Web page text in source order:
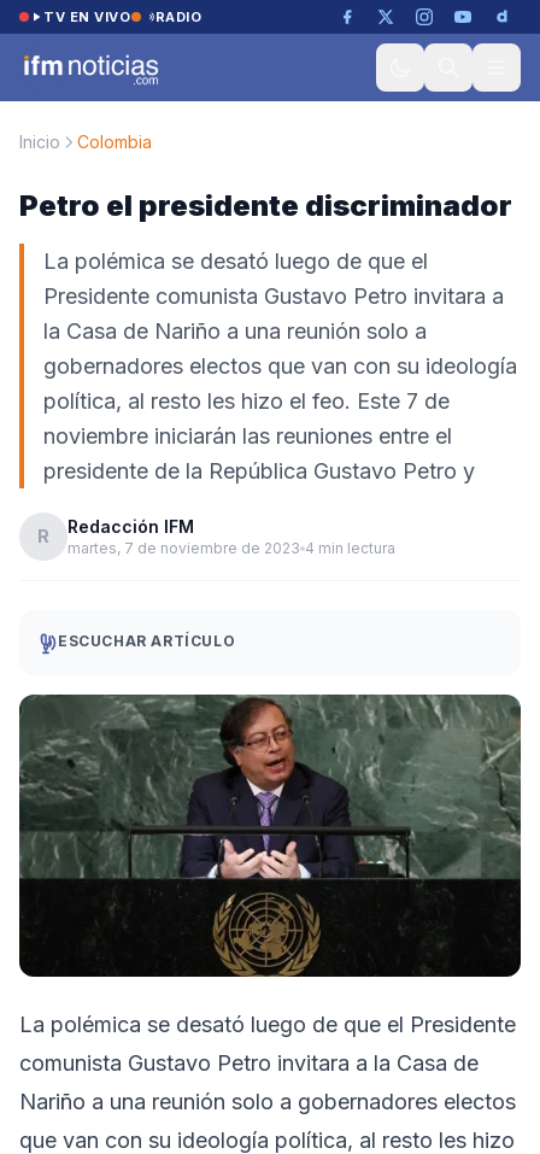
Saltar al contenido
TV EN VIVO RADIO
Inicio Colombia
Petro el presidente discriminador
La polémica se desató luego de que el
Presidente comunista Gustavo Petro invitara a
la Casa de Nariño a una reunión solo a
gobernadores electos que van con su ideología
política, al resto les hizo el feo. Este 7 de
noviembre iniciarán las reuniones entre el
presidente de la República Gustavo Petro y
R Redacción IFM
martes, 7 de noviembre de 2023 4 min lectura
ESCUCHAR ARTÍCULO
La polémica se desató luego de que el Presidente
comunista Gustavo Petro invitara a la Casa de
Nariño a una reunión solo a gobernadores electos
que van con su ideología política, al resto les hizo